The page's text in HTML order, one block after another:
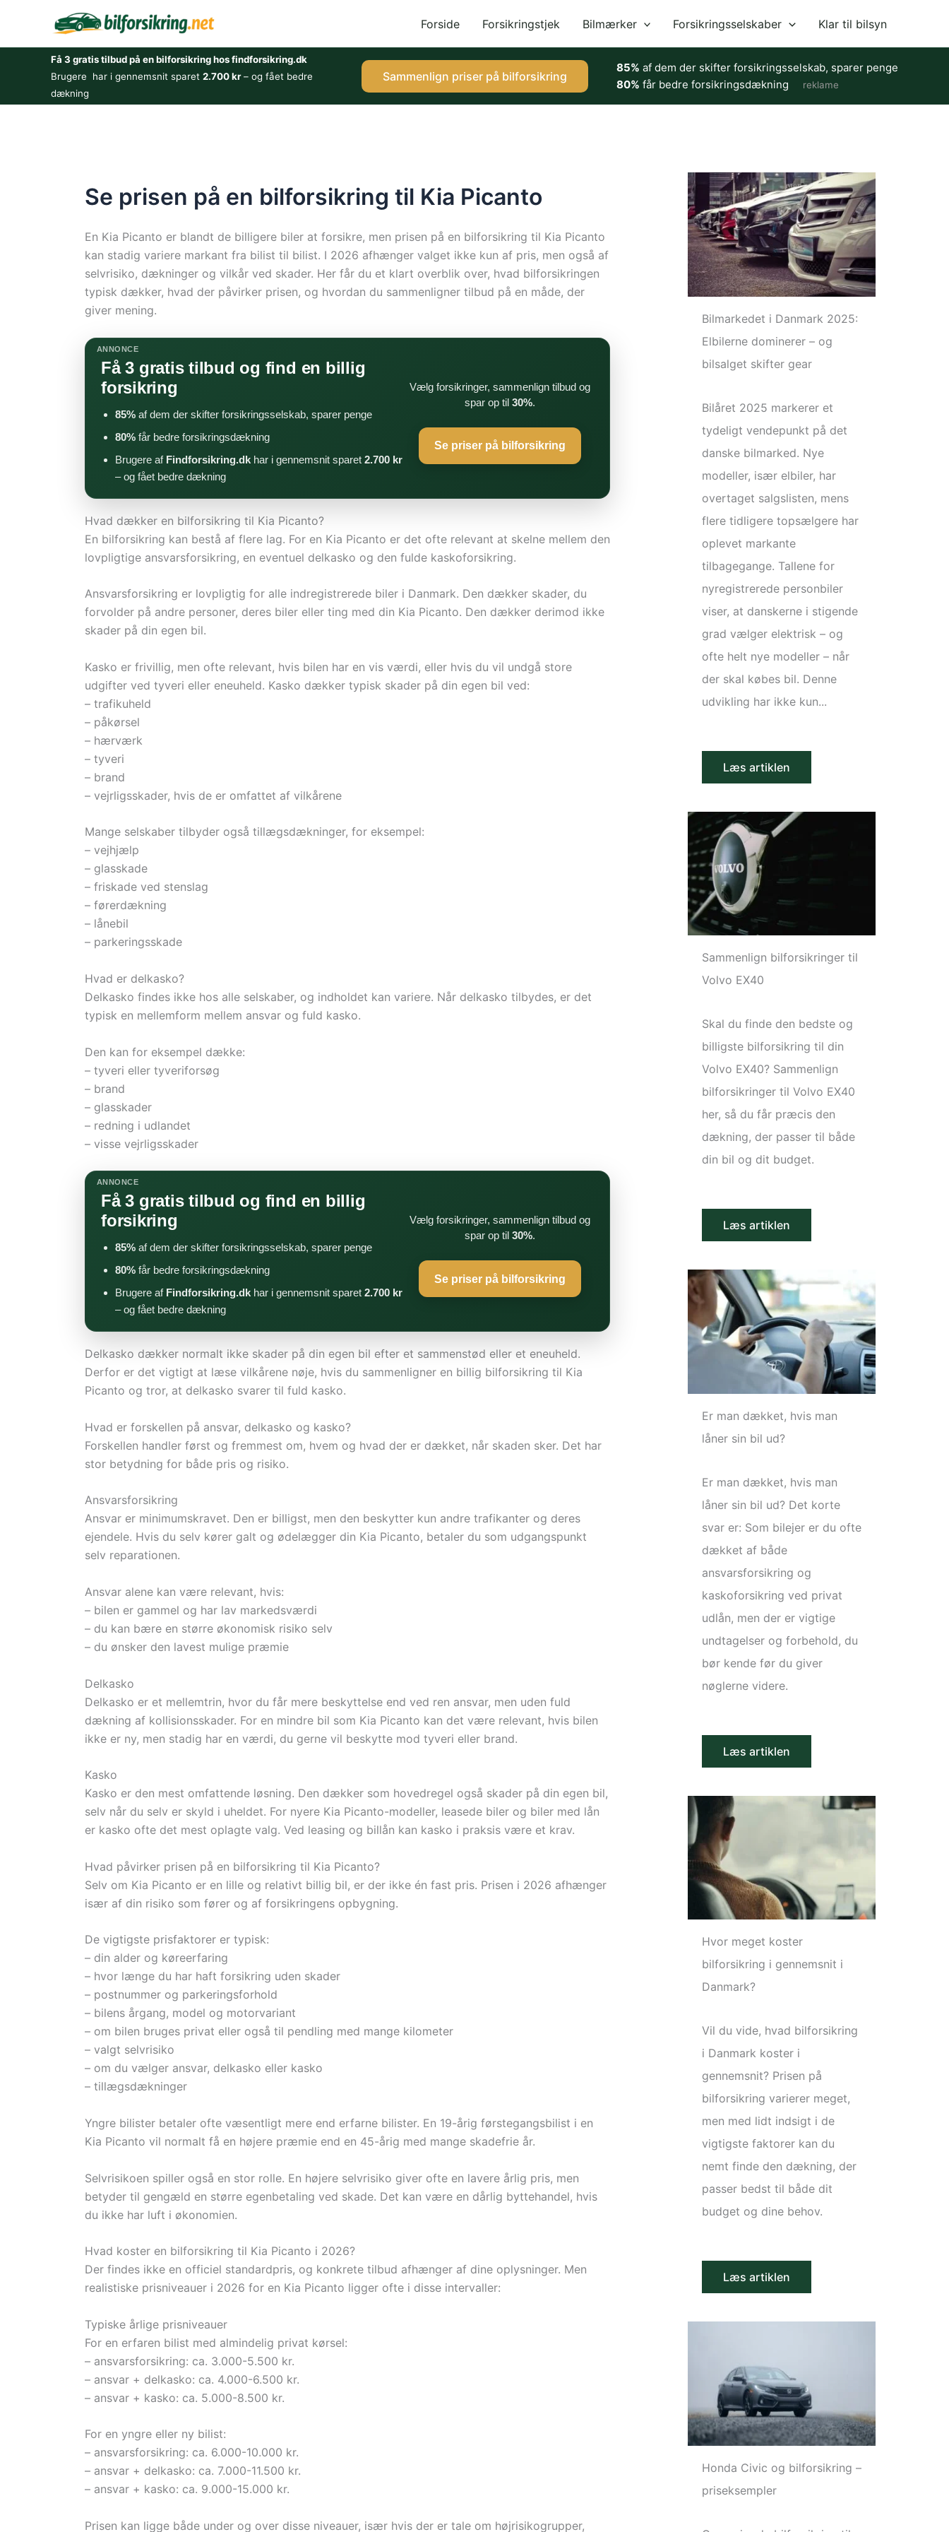
indholdet
Forside Forsikringstjek Bilmærker Forsikringsselskaber Klar til bilsyn
Få 3 gratis tilbud på en bilforsikring hos findforsikring.dk
Brugere har i gennemsnit sparet 2.700 kr– og fået bedre
dækning
Sammenlign priser på bilforsikring
85% af dem der skifter forsikringsselskab, sparer penge
80% får bedre forsikringsdækning reklame
Se prisen på en bilforsikring til Kia Picanto
En Kia Picanto er blandt de billigere biler at forsikre, men prisen på en bilforsikring til Kia Picanto
kan stadig variere markant fra bilist til bilist. I 2026 afhænger valget ikke kun af pris, men også af
selvrisiko, dækninger og vilkår ved skader. Her får du et klart overblik over, hvad bilforsikringen
typisk dækker, hvad der påvirker prisen, og hvordan du sammenligner tilbud på en måde, der
giver mening.
ANNONCE
Få 3 gratis tilbud og find en billig
forsikring
85% af dem der skifter forsikringsselskab, sparer penge
80% får bedre forsikringsdækning
Brugere af Findforsikring.dk har i gennemsnit sparet 2.700 kr
– og fået bedre dækning
Vælg forsikringer, sammenlign tilbud og
spar op til30%.
Se priser på bilforsikring
Hvad dækker en bilforsikring til Kia Picanto?
En bilforsikring kan bestå af flere lag. For en Kia Picanto er det ofte relevant at skelne mellem den
lovpligtige ansvarsforsikring, en eventuel delkasko og den fulde kaskoforsikring.
Ansvarsforsikring er lovpligtig for alle indregistrerede biler i Danmark. Den dækker skader, du
forvolder på andre personer, deres biler eller ting med din Kia Picanto. Den dækker derimod ikke
skader på din egen bil.
Kasko er frivillig, men ofte relevant, hvis bilen har en vis værdi, eller hvis du vil undgå store
udgifter ved tyveri eller eneuheld. Kasko dækker typisk skader på din egen bil ved:
– trafikuheld
– påkørsel
– hærværk
– tyveri
– brand
– vejrligsskader, hvis de er omfattet af vilkårene
Mange selskaber tilbyder også tillægsdækninger, for eksempel:
– vejhjælp
– glasskade
– friskade ved stenslag
– førerdækning
– lånebil
– parkeringsskade
Hvad er delkasko?
Delkasko findes ikke hos alle selskaber, og indholdet kan variere. Når delkasko tilbydes, er det
typisk en mellemform mellem ansvar og fuld kasko.
Den kan for eksempel dække:
– tyveri eller tyveriforsøg
– brand
– glasskader
– redning i udlandet
– visse vejrligsskader
ANNONCE
Få 3 gratis tilbud og find en billig
forsikring
85% af dem der skifter forsikringsselskab, sparer penge
80% får bedre forsikringsdækning
Brugere af Findforsikring.dk har i gennemsnit sparet 2.700 kr
– og fået bedre dækning
Vælg forsikringer, sammenlign tilbud og
spar op til30%.
Se priser på bilforsikring
Delkasko dækker normalt ikke skader på din egen bil efter et sammenstød eller et eneuheld.
Derfor er det vigtigt at læse vilkårene nøje, hvis du sammenligner en billig bilforsikring til Kia
Picanto og tror, at delkasko svarer til fuld kasko.
Hvad er forskellen på ansvar, delkasko og kasko?
Forskellen handler først og fremmest om, hvem og hvad der er dækket, når skaden sker. Det har
stor betydning for både pris og risiko.
Ansvarsforsikring
Ansvar er minimumskravet. Den er billigst, men den beskytter kun andre trafikanter og deres
ejendele. Hvis du selv kører galt og ødelægger din Kia Picanto, betaler du som udgangspunkt
selv reparationen.
Ansvar alene kan være relevant, hvis:
– bilen er gammel og har lav markedsværdi
– du kan bære en større økonomisk risiko selv
– du ønsker den lavest mulige præmie
Delkasko
Delkasko er et mellemtrin, hvor du får mere beskyttelse end ved ren ansvar, men uden fuld
dækning af kollisionsskader. For en mindre bil som Kia Picanto kan det være relevant, hvis bilen
ikke er ny, men stadig har en værdi, du gerne vil beskytte mod tyveri eller brand.
Kasko
Kasko er den mest omfattende løsning. Den dækker som hovedregel også skader på din egen bil,
selv når du selv er skyld i uheldet. For nyere Kia Picanto-modeller, leasede biler og biler med lån
er kasko ofte det mest oplagte valg. Ved leasing og billån kan kasko i praksis være et krav.
Hvad påvirker prisen på en bilforsikring til Kia Picanto?
Selv om Kia Picanto er en lille og relativt billig bil, er der ikke én fast pris. Prisen i 2026 afhænger
især af din risiko som fører og af forsikringens opbygning.
De vigtigste prisfaktorer er typisk:
– din alder og køreerfaring
– hvor længe du har haft forsikring uden skader
– postnummer og parkeringsforhold
– bilens årgang, model og motorvariant
– om bilen bruges privat eller også til pendling med mange kilometer
– valgt selvrisiko
– om du vælger ansvar, delkasko eller kasko
– tillægsdækninger
Yngre bilister betaler ofte væsentligt mere end erfarne bilister. En 19-årig førstegangsbilist i en
Kia Picanto vil normalt få en højere præmie end en 45-årig med mange skadefrie år.
Selvrisikoen spiller også en stor rolle. En højere selvrisiko giver ofte en lavere årlig pris, men
betyder til gengæld en større egenbetaling ved skade. Det kan være en dårlig byttehandel, hvis
du ikke har luft i økonomien.
Hvad koster en bilforsikring til Kia Picanto i 2026?
Der findes ikke en officiel standardpris, og konkrete tilbud afhænger af dine oplysninger. Men
realistiske prisniveauer i 2026 for en Kia Picanto ligger ofte i disse intervaller:
Typiske årlige prisniveauer
For en erfaren bilist med almindelig privat kørsel:
– ansvarsforsikring: ca. 3.000-5.500 kr.
– ansvar + delkasko: ca. 4.000-6.500 kr.
– ansvar + kasko: ca. 5.000-8.500 kr.
For en yngre eller ny bilist:
– ansvarsforsikring: ca. 6.000-10.000 kr.
– ansvar + delkasko: ca. 7.000-11.500 kr.
– ansvar + kasko: ca. 9.000-15.000 kr.
Prisen kan ligge både under og over disse niveauer, især hvis der er tale om højrisikogrupper,
Bilmarkedet i Danmark 2025:
Elbilerne dominerer – og
bilsalget skifter gear
Bilåret 2025 markerer et
tydeligt vendepunkt på det
danske bilmarked. Nye
modeller, især elbiler, har
overtaget salgslisten, mens
flere tidligere topsælgere har
oplevet markante
tilbagegange. Tallene for
nyregistrerede personbiler
viser, at danskerne i stigende
grad vælger elektrisk – og
ofte helt nye modeller – når
der skal købes bil. Denne
udvikling har ikke kun...
Læs artiklen
Sammenlign bilforsikringer til
Volvo EX40
Skal du finde den bedste og
billigste bilforsikring til din
Volvo EX40? Sammenlign
bilforsikringer til Volvo EX40
her, så du får præcis den
dækning, der passer til både
din bil og dit budget.
Læs artiklen
Er man dækket, hvis man
låner sin bil ud?
Er man dækket, hvis man
låner sin bil ud? Det korte
svar er: Som bilejer er du ofte
dækket af både
ansvarsforsikring og
kaskoforsikring ved privat
udlån, men der er vigtige
undtagelser og forbehold, du
bør kende før du giver
nøglerne videre.
Læs artiklen
Hvor meget koster
bilforsikring i gennemsnit i
Danmark?
Vil du vide, hvad bilforsikring
i Danmark koster i
gennemsnit? Prisen på
bilforsikring varierer meget,
men med lidt indsigt i de
vigtigste faktorer kan du
nemt finde den dækning, der
passer bedst til både dit
budget og dine behov.
Læs artiklen
Honda Civic og bilforsikring –
priseksempler